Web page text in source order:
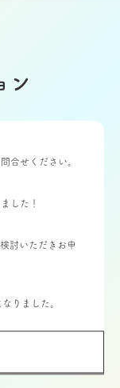
ン
合せください。
した！
討いただきお申
りました。